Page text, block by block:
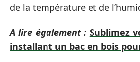
de la température et de
A lire également : Sublimez
installant un bac en bois